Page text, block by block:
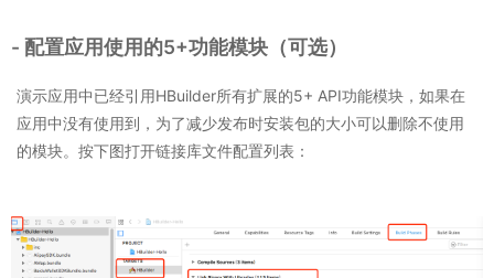
- 配置应用使用的5+功能模块（可选）
演示应用中已经引用HBuilder所有扩展的5+ API功能模块，如果在
应用中没有使用到，为了减少发布时安装包的大小可以删除不使用
的模块。按下图打开链接库文件配置列表：